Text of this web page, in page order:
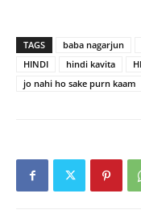
TAGS baba nagarjun
HINDI
hindi kavita
jo nahi ho sake purn kaam